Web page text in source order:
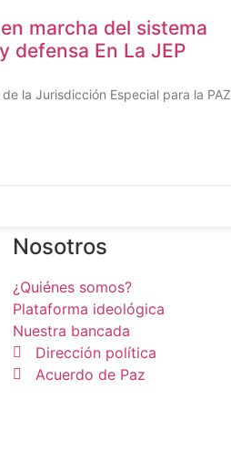
marcha del sistema
defensa En La JEP
la Jurisdicción Especial para la PAZ
Nosotros
¿Quiénes somos?
Plataforma ideológica
Nuestra bancada
Dirección política
Acuerdo de Paz